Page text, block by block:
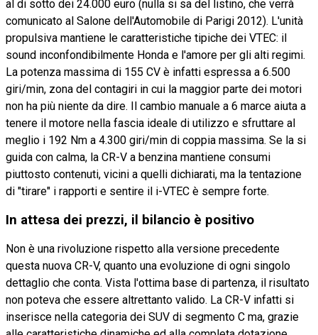
al di sotto dei 24.000 euro (nulla si sa del listino, che verrà
comunicato al Salone dell'Automobile di Parigi 2012). L'unità
propulsiva mantiene le caratteristiche tipiche dei VTEC: il
sound inconfondibilmente Honda e l'amore per gli alti regimi.
La potenza massima di 155 CV è infatti espressa a 6.500
giri/min, zona del contagiri in cui la maggior parte dei motori
non ha più niente da dire. Il cambio manuale a 6 marce aiuta a
tenere il motore nella fascia ideale di utilizzo e sfruttare al
meglio i 192 Nm a 4.300 giri/min di coppia massima. Se la si
guida con calma, la CR-V a benzina mantiene consumi
piuttosto contenuti, vicini a quelli dichiarati, ma la tentazione
di "tirare" i rapporti e sentire il i-VTEC è sempre forte.
In attesa dei prezzi, il bilancio è positivo
Non è una rivoluzione rispetto alla versione precedente
questa nuova CR-V, quanto una evoluzione di ogni singolo
dettaglio che conta. Vista l'ottima base di partenza, il risultato
non poteva che essere altrettanto valido. La CR-V infatti si
inserisce nella categoria dei SUV di segmento C ma, grazie